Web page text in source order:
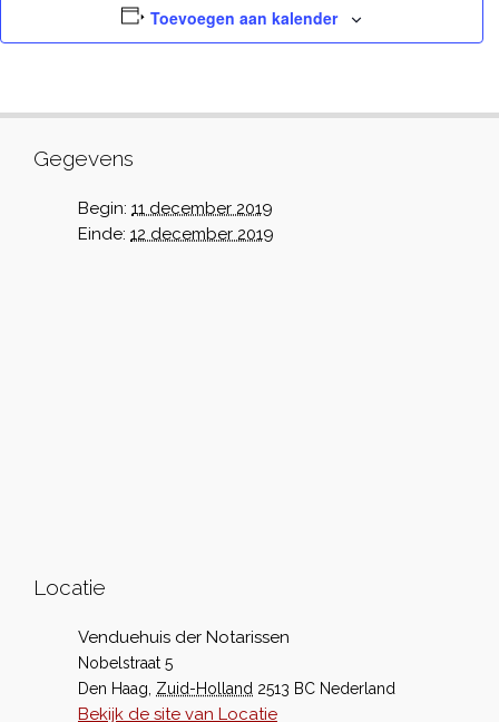
Toevoegen aan kalender
Gegevens
Begin: 11 december 2019
Einde: 12 december 2019
Locatie
Venduehuis der Notarissen
Nobelstraat 5
Den Haag Zuid-Holland 2513 BC Nederland
Bekijk de site van Locatie